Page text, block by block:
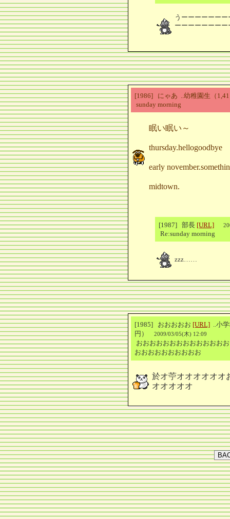
うーーーーーー
ーーーーーーーー
[1986] にゃあ ..幼稚園生（
sunday morning
眠い眠い～
thursday.hellogoodbye
early
midtown.
[1987] 部長 [URL]
Re:sunday morning
zzz……
[1985] おおおおお [URL] ..小
円）
2009/03/05(木) 12:09
おおおおおおおおおおおおお
おおおおおおおおおお
於オ苧オオオオオオ
オオオオオ